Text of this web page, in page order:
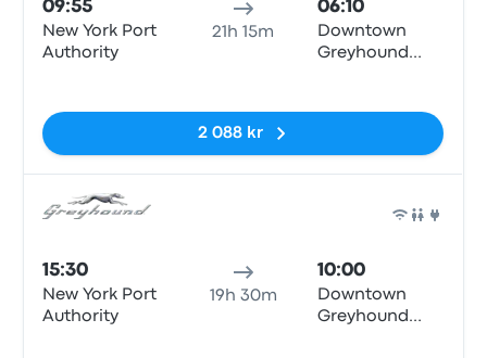
09:55
New York Port
Authority
21h 15m
06:10
Downtown
Greyhound
2 088 kr
15:30
New York Port
Authority
19h 30m
10:00
Downtown
Greyhound